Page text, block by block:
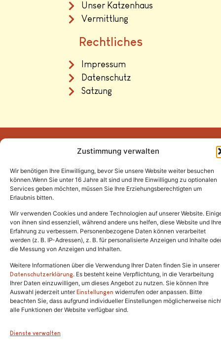
Zustimmung verwalten
Wir benötigen Ihre Einwilligung, bevor Sie unsere Website weiter besuchen
können.Wenn Sie unter 16 Jahre alt sind und Ihre Einwilligung zu optionalen
Services geben möchten, müssen Sie Ihre Erziehungsberechtigten um
Erlaubnis bitten.
Wir verwenden Cookies und andere Technologien auf unserer Website.
von ihnen sind essenziell, während andere uns helfen, diese Website und Ihre
Erfahrung zu verbessern. Personenbezogene Daten können verarbeitet
werden (z. B. IP-Adressen), z. B. für personalisierte Anzeigen und Inhalte
die Messung von Anzeigen und Inhalten.
Weitere Informationen über die Verwendung Ihrer Daten finden Sie in unserer
Datenschutzerklärung. Es besteht keine Verpflichtung, in die Verarbeitung
Ihrer Daten einzuwilligen, um dieses Angebot zu nutzen. Sie können Ihre
Auswahl jederzeit unterEinstellungen widerrufen oder anpassen. Bitte
beachten Sie, dass aufgrund individueller Einstellungen möglicherweise
alle Funktionen der Website verfügbar sind.
Dienste verwalten
Unser Katzenhaus
Vermittlung
Rechtliches
Impressum
Datenschutz
Satzung
Copyright © 2024. Alle Rechte vorbehalten.
Tel.:(02646) 915928
info@katzenschutzfreunde.de
Im Brandenfeld 22
53426 Schalkenbach